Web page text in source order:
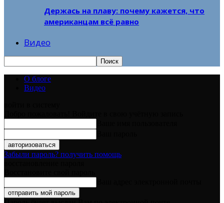
Держась на плаву: почему кажется, что
американцам всё равно
Видео
О блоге
Видео
Забыли пароль? получить помощь